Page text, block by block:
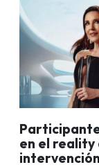
en el